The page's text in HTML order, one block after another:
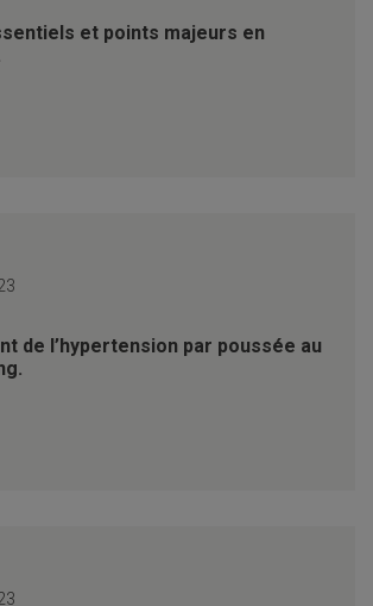
et points majeurs en
de l’hypertension par poussée au